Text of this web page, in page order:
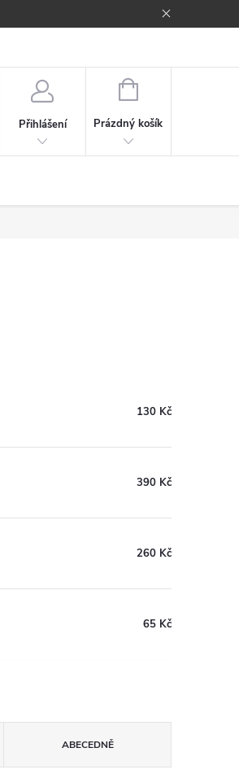
Přihlášení
NÁKUPNÍ
Prázdný košík
130 Kč
390 Kč
260 Kč
65 Kč
ABECEDNĚ